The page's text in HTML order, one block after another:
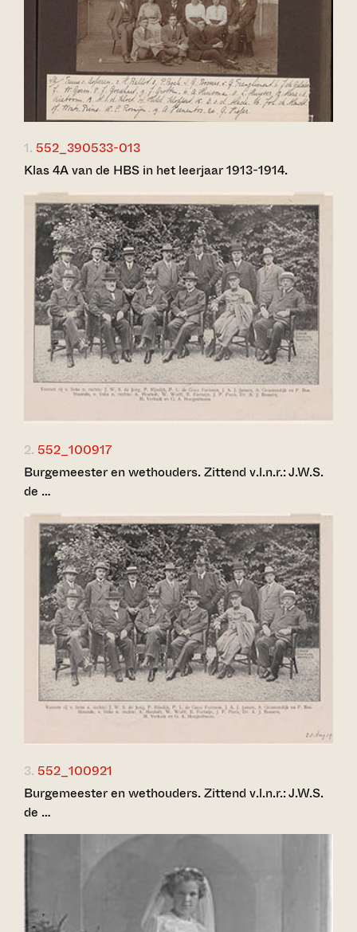
1. 552_390533-013
Klas 4A van de HBS in het leerjaar 1913-1914.
2. 552_100917
Burgemeester en wethouders. Zittend v.l.n.r.: J.W.S.
de …
3. 552_100921
Burgemeester en wethouders. Zittend v.l.n.r.: J.W.S.
de …